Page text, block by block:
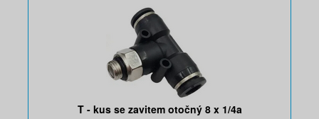
T - kus se zavitem otočný 8 x 1/4a